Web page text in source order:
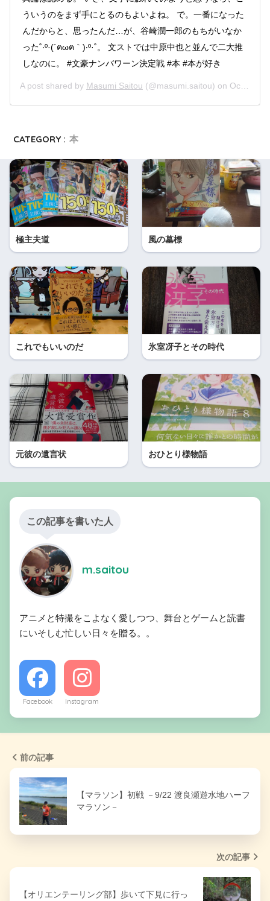
ういうのをまず手にとるのもよいよね。 で。一番になった
んだからと、思ったんだ…が、谷崎潤一郎のもちがいなか
った˚‧º·(´ฅωฅ｀)‧º·˚。 文ストでは中原中也と並んで二大推
しなのに。 #文豪ナンバワーン決定戦 #本 #本が好き
A post shared by Masumi Saitou (@masumi.saitou) on Oct 13, 2019 at 8:54am PDT
CATEGORY : 本
極主夫道 風の墓標
これでもいいのだ 氷室冴子とその時代
元彼の遺言状 おひとり様物語
この記事を書いた人
m.saitou
アニメと特撮をこよなく愛しつつ、舞台とゲームと読書
にいそしむ忙しい日々を贈る。。
Facebook Instagram
前の記事
【マラソン】初戦 －9/22 渡良瀬遊水地ハーフ
マラソン－
次の記事
【オリエンテーリング部】歩いて下見に行っ